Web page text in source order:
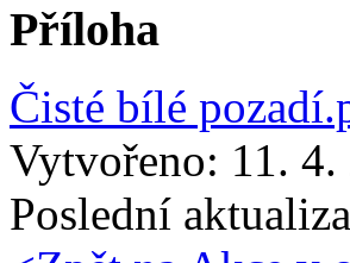
Příloha
Čisté bílé
Vytvořeno: 11. 4.
Poslední